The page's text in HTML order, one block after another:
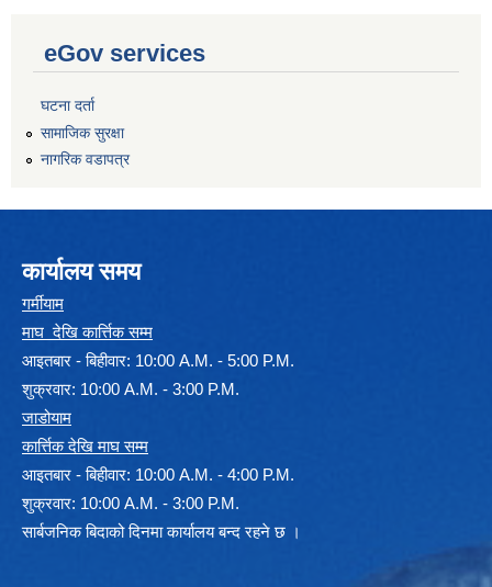
eGov services
घटना दर्ता
सामाजिक सुरक्षा
नागरिक वडापत्र
कार्यालय समय
गर्मीयाम
माघ देखि कार्त्तिक सम्म
आइतबार - बिहीवार: 10:00 A.M. - 5:00 P.M.
शुक्रवार: 10:00 A.M. - 3:00 P.M.
जाडोयाम
कार्त्तिक देखि माघ सम्म
आइतबार - बिहीवार: 10:00 A.M. - 4:00 P.M.
शुक्रवार: 10:00 A.M. - 3:00 P.M.
सार्बजनिक बिदाको दिनमा कार्यालय बन्द रहने छ ।